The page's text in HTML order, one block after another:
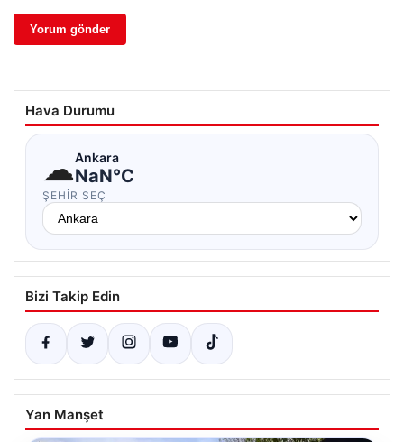
Hava Durumu
☁Ankara
NaN°C
ŞEHIR SEÇ
Bizi Takip Edin
Yan Manşet